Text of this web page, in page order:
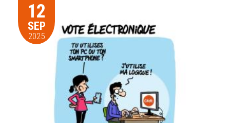
12
SEP
2025